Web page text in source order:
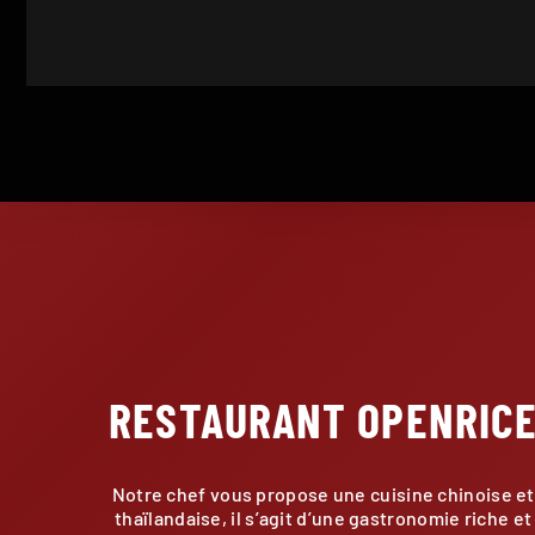
RESTAURANT
Notre chef vous propose une cuisine chinoise et
thaïlandaise, il s’agit d’une gastronomie riche et